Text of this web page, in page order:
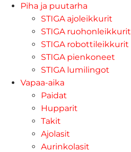
Piha ja puutarha
STIGA ajoleikkurit
STIGA ruohonleikkurit
STIGA robottileikkurit
STIGA pienkoneet
STIGA lumilingot
Vapaa-aika
Paidat
Hupparit
Takit
Ajolasit
Aurinkolasit